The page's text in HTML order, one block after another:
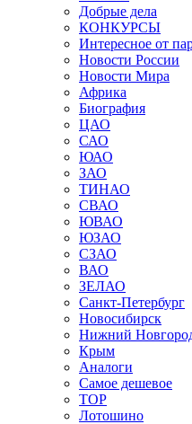
Добрые дела
КОНКУРСЫ
Интересное от
Новости России
Новости Мира
Африка
Биография
ЦАО
САО
ЮАО
ЗАО
ТИНАО
СВАО
ЮВАО
ЮЗАО
СЗАО
ВАО
ЗЕЛАО
Санкт-Петербург
Новосибирск
Нижний
Крым
Аналоги
Самое дешевое
TOP
Лотошино